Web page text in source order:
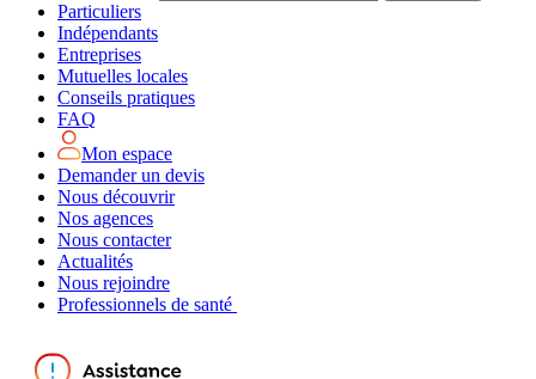
Particuliers
Indépendants
Entreprises
Mutuelles locales
Conseils pratiques
FAQ
Mon espace
Demander un devis
Nous découvrir
Nos agences
Nous contacter
Actualités
Nous rejoindre
Professionnels de santé